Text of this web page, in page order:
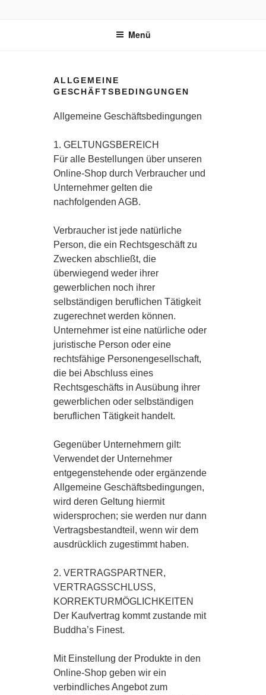
Menü
ALLGEMEINE
GESCHÄFTSBEDINGUNGEN
Allgemeine Geschäftsbedingungen
1. GELTUNGSBEREICH
Für alle Bestellungen über unseren
Online-Shop durch Verbraucher und
Unternehmer gelten die
nachfolgenden AGB.
Verbraucher ist jede natürliche
Person, die ein Rechtsgeschäft zu
Zwecken abschließt, die
überwiegend weder ihrer
gewerblichen noch ihrer
selbständigen beruflichen Tätigkeit
zugerechnet werden können.
Unternehmer ist eine natürliche oder
juristische Person oder eine
rechtsfähige Personengesellschaft,
die bei Abschluss eines
Rechtsgeschäfts in Ausübung ihrer
gewerblichen oder selbständigen
beruflichen Tätigkeit handelt.
Gegenüber Unternehmern gilt:
Verwendet der Unternehmer
entgegenstehende oder ergänzende
Allgemeine Geschäftsbedingungen,
wird deren Geltung hiermit
widersprochen; sie werden nur dann
Vertragsbestandteil, wenn wir dem
ausdrücklich zugestimmt haben.
2. VERTRAGSPARTNER,
VERTRAGSSCHLUSS,
KORREKTURMÖGLICHKEITEN
Der Kaufvertrag kommt zustande mit
Buddha’s Finest.
Mit Einstellung der Produkte in den
Online-Shop geben wir ein
verbindliches Angebot zum